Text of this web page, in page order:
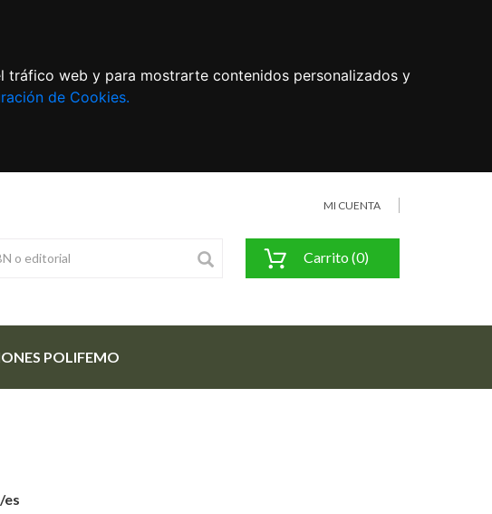
tráfico web y para mostrarte contenidos personalizados y
de Cookies.
MI CUENTA
Carrito (0)
POLIFEMO